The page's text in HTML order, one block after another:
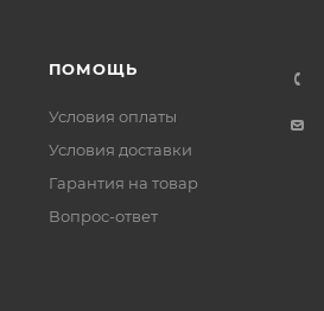
ПОМОЩЬ
Условия оплаты
Условия доставки
Гарантия на товар
Вопрос-ответ